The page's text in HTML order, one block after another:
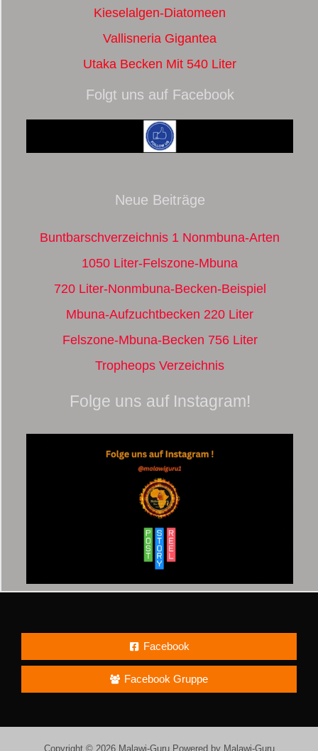
Kieselalgen-Diatomeen
Vallisneria Gigantea
Utaka Becken Mit 540 Liter
Folgt uns auf Facebook
Neue Beiträge
Buntbarschverzeichnis 1 Nonmbuna-Arten
1050 Liter-Felszone-Mbuna
720 Liter-Nonmbuna-Becken-Beispiel
Mbuna-Aufzuchtbecken 220 Liter
Felszone-Mbuna-Becken 756 Liter
Tropheops Verzeichnis
Folge uns auf Instagram!
Facebook
Facebook Gruppe
Copyright © 2026 Malawi-Guru Powered by Malawi-Guru